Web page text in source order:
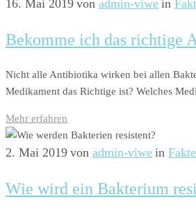
16. Mai 2019 von admin-viwe in
Bekomme ich das richtige
Nicht alle Antibiotika wirken bei allen
Medikament das Richtige ist? Welches
Mehr erfahren
2. Mai 2019 von admin-viwe in
Wie wird ein Bakterium